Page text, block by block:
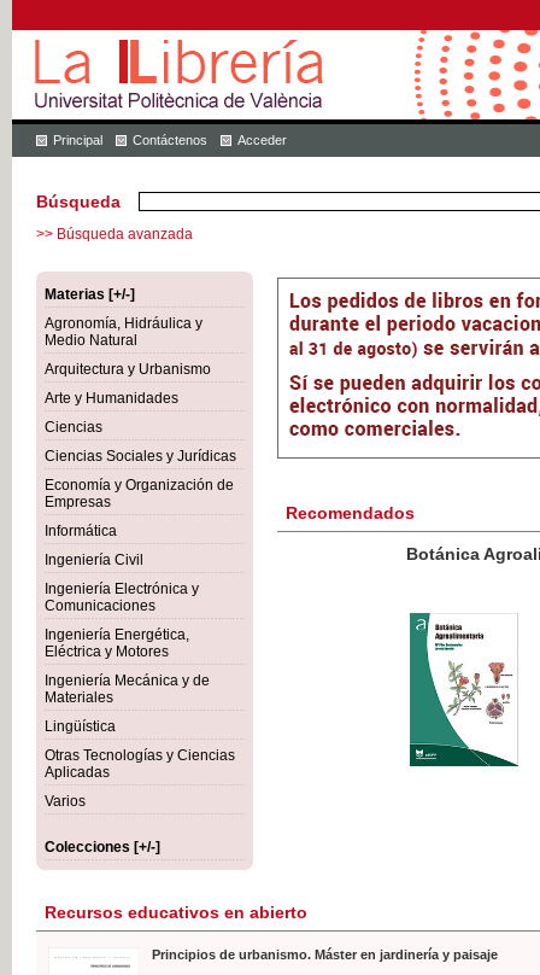
Principal Contáctenos Acceder
Búsqueda
>> Búsqueda avanzada
Materias [+/-]
Agronomía, Hidráulica y
Medio Natural
Arquitectura y Urbanismo
Arte y Humanidades
Ciencias
Ciencias Sociales y Jurídicas
Economía y Organización de
Empresas
Informática
Ingeniería Civil
Ingeniería Electrónica y
Comunicaciones
Ingeniería Energética,
Eléctrica y Motores
Ingeniería Mecánica y de
Materiales
Lingüística
Otras Tecnologías y Ciencias
Aplicadas
Varios
Colecciones [+/-]
Recomendados
Botánica Agroalimentaria
IVA
Recursos educativos en abierto
Principios de urbanismo. Máster en jardinería y paisaje